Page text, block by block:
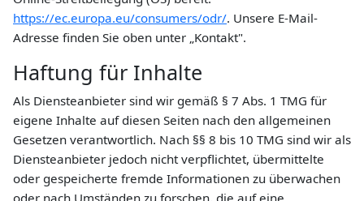
https://ec.europa.eu/consumers/odr/. Unsere E-Mail-
Adresse finden Sie oben unter „Kontakt".
Haftung für Inhalte
Als Diensteanbieter sind wir gemäß § 7 Abs. 1 TMG für
eigene Inhalte auf diesen Seiten nach den allgemeinen
Gesetzen verantwortlich. Nach §§ 8 bis 10 TMG sind wir als
Diensteanbieter jedoch nicht verpflichtet, übermittelte
oder gespeicherte fremde Informationen zu überwachen
oder nach Umständen zu forschen, die auf eine